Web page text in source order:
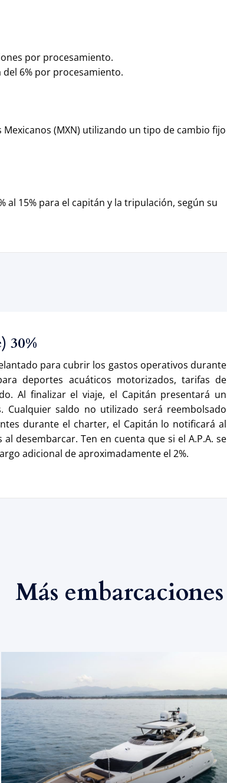
por procesamiento.
6% por procesamiento.
(MXN) utilizando un tipo de cambio fijo
al 15% para el capitán y la tripulación, según su
30%
para cubrir los gastos operativos durante
deportes acuáticos motorizados, tarifas de
Al finalizar el viaje, el Capitán presentará un
saldo no utilizado será reembolsado
durante el charter, el Capitán lo notificará al
desembarcar. Ten en cuenta que si el A.P.A. se
adicional de aproximadamente el 2%.
Más embarcaciones